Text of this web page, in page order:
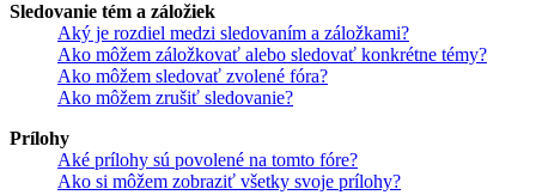
Sledovanie tém a záložiek
Aký je rozdiel medzi sledovaním a záložkami?
Ako môžem záložkovať alebo sledovať konkrétne témy?
Ako môžem sledovať zvolené fóra?
Ako môžem zrušiť sledovanie?
Prílohy
Aké prílohy sú povolené na tomto fóre?
Ako si môžem zobraziť všetky svoje prílohy?